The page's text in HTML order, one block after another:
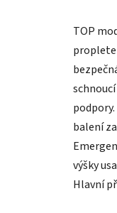
TOP
balení
výšky
Hlavní